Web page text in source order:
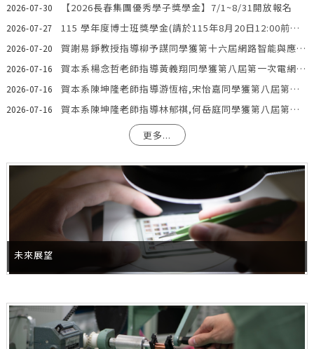
2026-07-30 【2026長春集團優秀學子獎學金】7/1~8/31開放報名
2026-07-27 115 學年度博士班獎學金(請於115年8月20日12:00前申請,逾時不受理)
2026-07-20 賀謝易錚教授指導柳予謀同學獲第十六屆網路智能與應用研討會 NCWIA 2026最佳論文
2026-07-16 賀本系楊念哲老師指導黃義翔同學獲第八屆第一次電網學校暨人才發展聯盟獎學金優秀學生獎學金(研究所)
2026-07-16 賀本系陳坤隆老師指導游恆榕,宋怡嘉同學獲第八屆第一次電網學校暨人才發展聯盟獎學金優秀學生獎學金(研究所)
2026-07-16
賀本系陳坤隆老師指導林郁祺,何岳庭同學獲第八屆第一次電網學校暨人才發展聯盟獎學金傑出專題成果獎(大學部)
更多...
未來展望